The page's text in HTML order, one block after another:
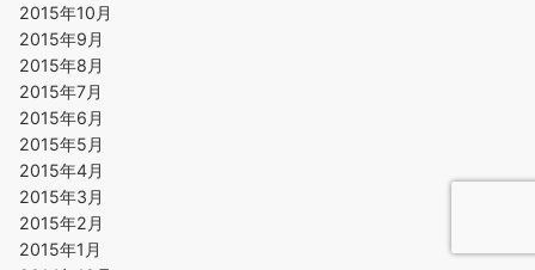
2015年10月
2015年9月
2015年8月
2015年7月
2015年6月
2015年5月
2015年4月
2015年3月
2015年2月
2015年1月